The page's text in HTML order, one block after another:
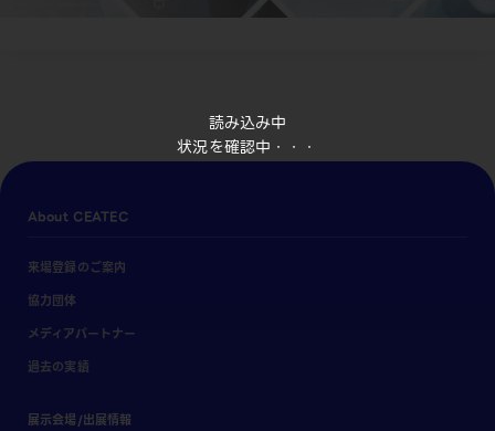
読み込み中
状況を確認中・・・
About CEATEC
来場登録のご案内
協力団体
メディアパートナー
過去の実績
展示会場/出展情報